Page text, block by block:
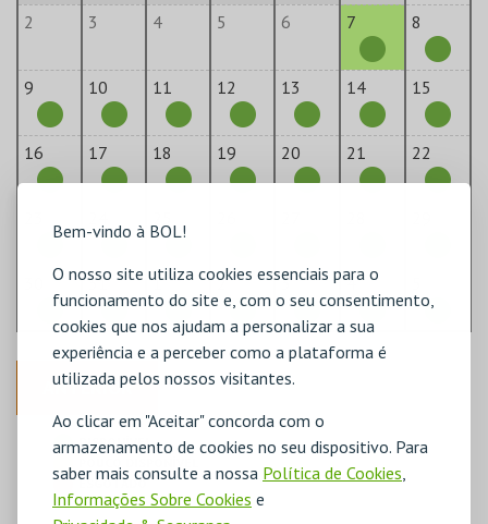
Bem-vindo à BOL!
O nosso site utiliza cookies essenciais para o
funcionamento do site e, com o seu consentimento,
cookies que nos ajudam a personalizar a sua
experiência e a perceber como a plataforma é
utilizada pelos nossos visitantes.
Ao clicar em "Aceitar" concorda com o
armazenamento de cookies no seu dispositivo. Para
saber mais consulte a nossa Política de Cookies
Informações Sobre Cookies e
2 3 4 5 6 7 8
9 10 11 12 13 14 15
16 17 18 19 20 21 22
31 1 2 3 4
ANTERIOR
DISPONÍVEL
ESGOTADO